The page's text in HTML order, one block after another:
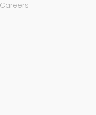
Careers